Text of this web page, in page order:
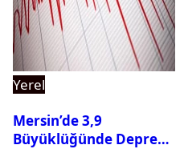
Yerel
Mersin’de 3,9
Büyüklüğünde Deprem